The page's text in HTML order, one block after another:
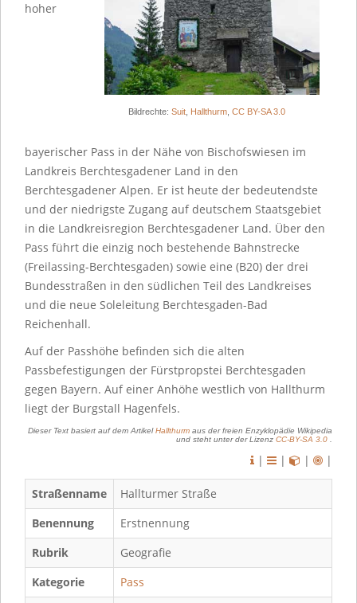
Bildrechte:Suit Hallthurm ,CC BY-SA 3.0
hoher
bayerischer Pass in der Nähe von Bischofswiesen im
Landkreis Berchtesgadener Land in den
Berchtesgadener Alpen. Er ist heute der bedeutendste
und der niedrigste Zugang auf deutschem Staatsgebiet
in die Landkreisregion Berchtesgadener Land. Über den
Pass führt die einzig noch bestehende Bahnstrecke
(Freilassing-Berchtesgaden) sowie eine (B20) der drei
Bundesstraßen in den südlichen Teil des Landkreises
und die neue Soleleitung Berchtesgaden-Bad
Reichenhall.
Auf der Passhöhe befinden sich die alten
Passbefestigungen der Fürstpropstei Berchtesgaden
gegen Bayern. Auf einer Anhöhe westlich von Hallthurm
liegt der Burgstall Hagenfels.
Dieser Text basiert auf dem ArtikelHallthurm aus der freien Enzyklopädie Wikipedia
und steht unter der Lizenz CC-BY-SA 3.0
| | | |
Straßenname
Hallturmer Straße
Benennung
Erstnennung
Rubrik
Geografie
Kategorie
Pass